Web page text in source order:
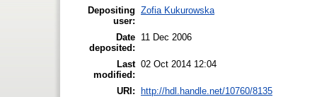
Depositing
user:
Zofia Kukurowska
Date
deposited:
11 Dec 2006
Last
modified:
02 Oct 2014 12:04
URI: http://hdl.handle.net/10760/8135